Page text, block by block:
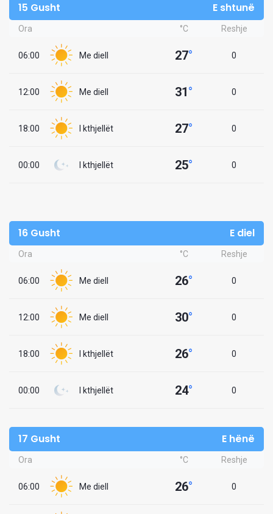
15 Gusht E shtunë
Ora °C Reshje
06:00 Me diell 27° 0
12:00 Me diell 31° 0
18:00 I kthjellët 27° 0
00:00 I kthjellët 25° 0
16 Gusht E diel
Ora °C Reshje
06:00 Me diell 26° 0
12:00 Me diell 30° 0
18:00 I kthjellët 26° 0
00:00 I kthjellët 24° 0
17 Gusht E hënë
Ora °C Reshje
06:00 Me diell 26° 0